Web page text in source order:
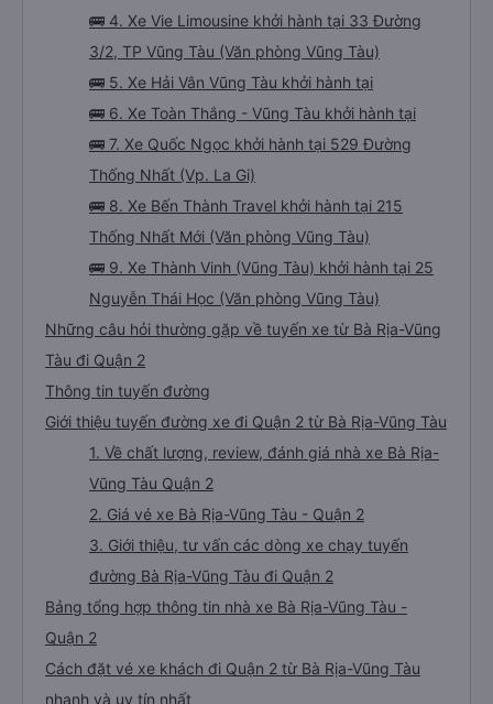
🚌 4. Xe Vie Limousine khởi hành tại 33 Đường
3/2, TP Vũng Tàu (Văn phòng Vũng Tàu)
🚌 5. Xe Hải Vân Vũng Tàu khởi hành tại
🚌 6. Xe Toàn Thắng - Vũng Tàu khởi hành tại
🚌 7. Xe Quốc Ngọc khởi hành tại 529 Đường
Thống Nhất (Vp. La Gi)
🚌 8. Xe Bến Thành Travel khởi hành tại 215
Thống Nhất Mới (Văn phòng Vũng Tàu)
🚌 9. Xe Thành Vinh (Vũng Tàu) khởi hành tại 25
Nguyễn Thái Học (Văn phòng Vũng Tàu)
Những câu hỏi thường gặp về tuyến xe từ Bà Rịa-Vũng
Tàu đi Quận 2
Thông tin tuyến đường
Giới thiệu tuyến đường xe đi Quận 2 từ Bà Rịa-Vũng Tàu
1. Về chất lượng, review, đánh giá nhà xe Bà Rịa-
Vũng Tàu Quận 2
2. Giá vé xe Bà Rịa-Vũng Tàu - Quận 2
3. Giới thiệu, tư vấn các dòng xe chạy tuyến
đường Bà Rịa-Vũng Tàu đi Quận 2
Bảng tổng hợp thông tin nhà xe Bà Rịa-Vũng Tàu -
Quận 2
Cách đặt vé xe khách đi Quận 2 từ Bà Rịa-Vũng Tàu
nhanh và uy tín nhất